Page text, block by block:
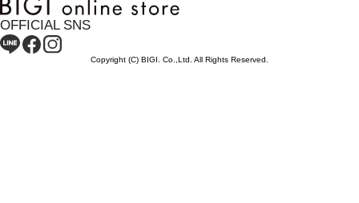
OFFICIAL SNS
Copyright (C) BIGI. Co.,Ltd. All Rights Reserved.